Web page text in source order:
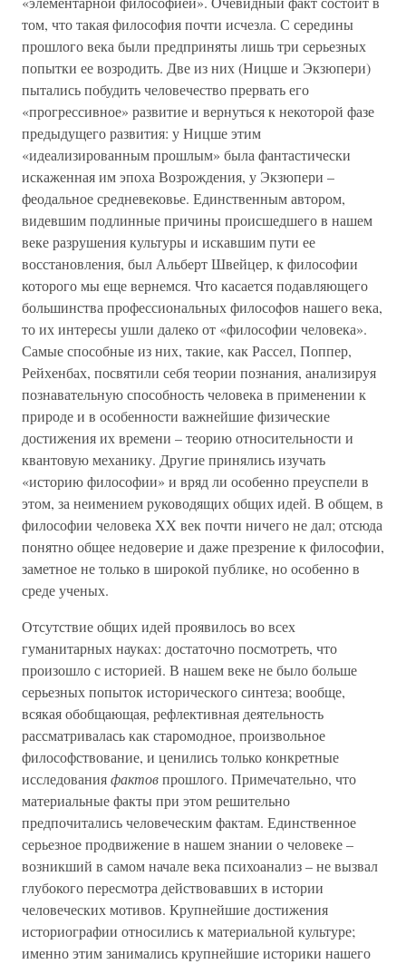
том, что такая философия почти исчезла. С середины
прошлого века были предприняты лишь три серьезных
попытки ее возродить. Две из них (Ницше и Экзюпери)
пытались побудить человечество прервать его
«прогрессивное» развитие и вернуться к некоторой фазе
предыдущего развития: у Ницше этим
«идеализированным прошлым» была фантастически
искаженная им эпоха Возрождения, у Экзюпери –
феодальное средневековье. Единственным автором,
видевшим подлинные причины происшедшего в нашем
веке разрушения культуры и искавшим пути ее
восстановления, был Альберт Швейцер, к философии
которого мы еще вернемся. Что касается подавляющего
большинства профессиональных философов нашего века,
то их интересы ушли далеко от «философии человека».
Самые способные из них, такие, как Рассел, Поппер,
Рейхенбах, посвятили себя теории познания, анализируя
познавательную способность человека в применении к
природе и в особенности важнейшие физические
достижения их времени – теорию относительности и
квантовую механику. Другие принялись изучать
«историю философии» и вряд ли особенно преуспели в
этом, за неимением руководящих общих идей. В общем, в
философии человека XX век почти ничего не дал; отсюда
понятно общее недоверие и даже презрение к философии,
заметное не только в широкой публике, но особенно в
среде ученых.
Отсутствие общих идей проявилось во всех
гуманитарных науках: достаточно посмотреть, что
произошло с историей. В нашем веке не было больше
серьезных попыток исторического синтеза; вообще,
всякая обобщающая, рефлективная деятельность
рассматривалась как старомодное, произвольное
философствование, и ценились только конкретные
исследованияфактовпрошлого. Примечательно, что
материальные факты при этом решительно
предпочитались человеческим фактам. Единственное
серьезное продвижение в нашем знании о человеке –
возникший в самом начале века психоанализ – не вызвал
глубокого пересмотра действовавших в истории
человеческих мотивов. Крупнейшие достижения
историографии относились к материальной культуре;
именно этим занимались крупнейшие историки нашего